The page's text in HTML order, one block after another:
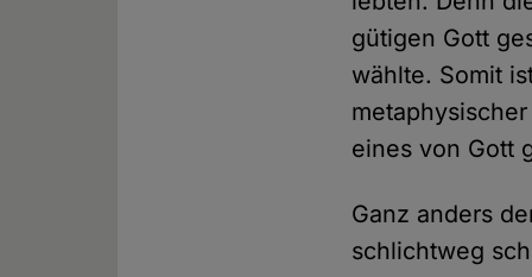
gütigen Gott
wählte. Somit
eines von Gott
Ganz anders
schlichtweg